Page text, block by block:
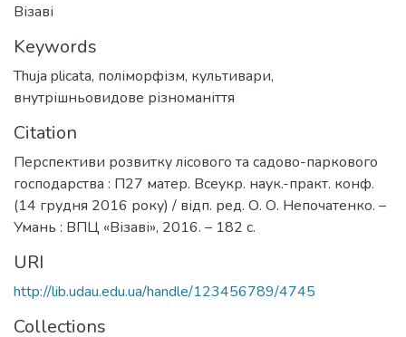
Візаві
Keywords
Thuja plicata, поліморфізм, культивари,
внутрішньовидове різноманіття
Citation
Перспективи розвитку лісового та садово-паркового
господарства : П27 матер. Всеукр. наук.-практ. конф.
(14 грудня 2016 року) / відп. ред. О. О. Непочатенко. –
Умань : ВПЦ «Візаві», 2016. – 182 с.
URI
http://lib.udau.edu.ua/handle/123456789/4745
Collections